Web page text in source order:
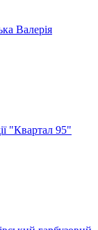
Валерія
"Квартал 95"